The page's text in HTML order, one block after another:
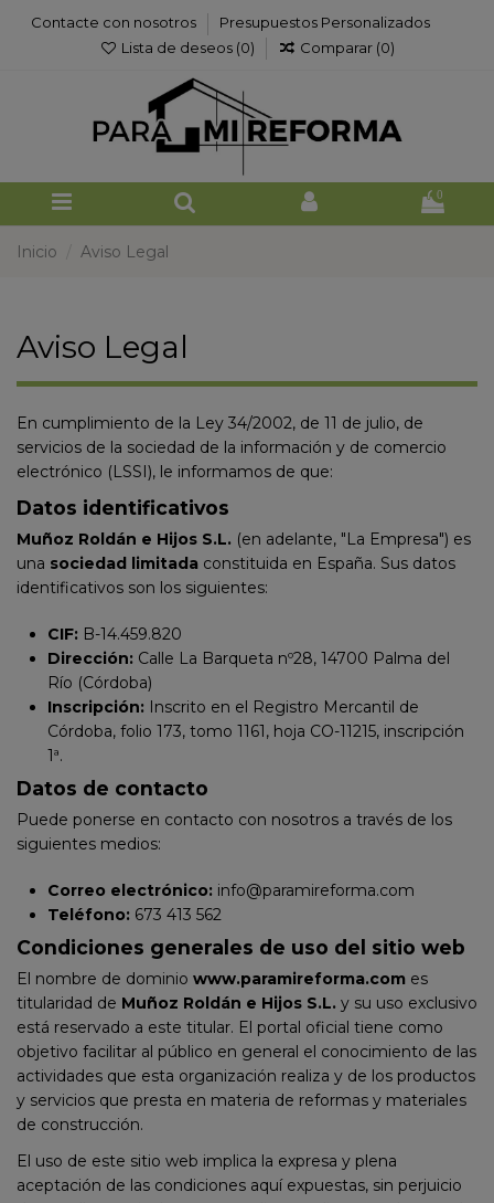
Contacte con nosotros
Presupuestos Personalizados
Lista de deseos (0) Comparar (0)
0
Inicio Aviso Legal
Aviso Legal
En cumplimiento de la Ley 34/2002, de 11 de julio, de
servicios de la sociedad de la información y de comercio
electrónico (LSSI), le informamos de que:
Datos identificativos
Muñoz Roldán e Hijos S.L. (en adelante, "La Empresa") es
una sociedad limitada constituida en España. Sus datos
identificativos son los siguientes:
CIF: B-14.459.820
Dirección: Calle La Barqueta nº28, 14700 Palma del
Río (Córdoba)
Inscripción: Inscrito en el Registro Mercantil de
Córdoba, folio 173, tomo 1161, hoja CO-11215, inscripción
1ª.
Datos de contacto
Puede ponerse en contacto con nosotros a través de los
siguientes medios:
Correo electrónico: info@paramireforma.com
Teléfono: 673 413 562
Condiciones generales de uso del sitio web
El nombre de dominio www.paramireforma.com es
titularidad de Muñoz Roldán e Hijos S.L. y su uso exclusivo
está reservado a este titular. El portal oficial tiene como
objetivo facilitar al público en general el conocimiento de las
actividades que esta organización realiza y de los productos
y servicios que presta en materia de reformas y materiales
de construcción.
El uso de este sitio web implica la expresa y plena
aceptación de las condiciones aquí expuestas, sin perjuicio